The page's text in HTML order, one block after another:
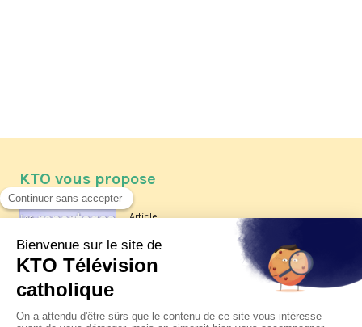
KTO vous propose
Article
Les reportages d'été 2026 de KTO
La visite pastorale du pape Léon
XIV à Assise à suivre sur KTO le